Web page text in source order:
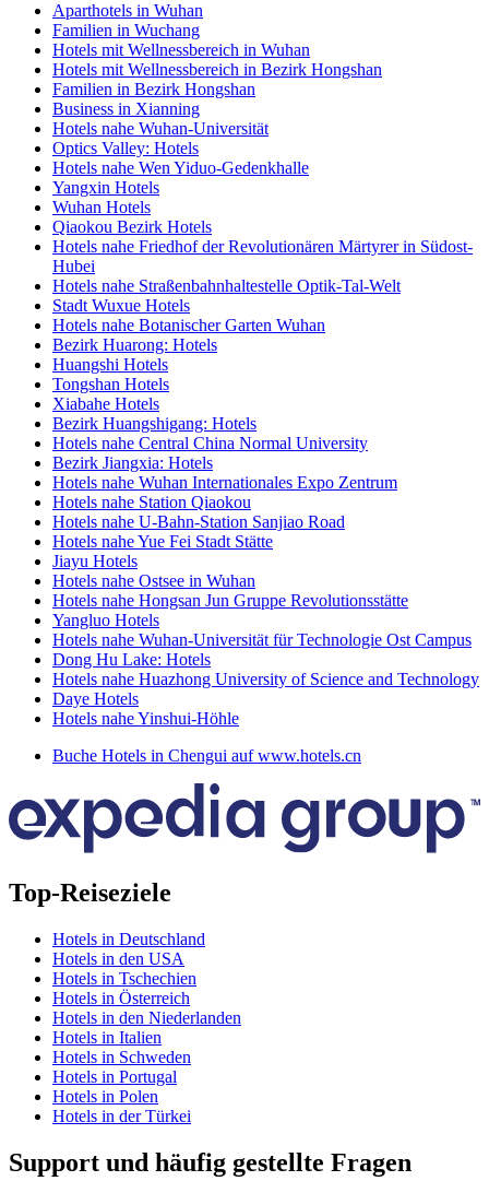
Aparthotels in Wuhan
Familien in Wuchang
Hotels mit Wellnessbereich in Wuhan
Hotels mit Wellnessbereich in Bezirk Hongshan
Familien in Bezirk Hongshan
Business in Xianning
Hotels nahe Wuhan-Universität
Optics Valley: Hotels
Hotels nahe Wen Yiduo-Gedenkhalle
Yangxin Hotels
Wuhan Hotels
Qiaokou Bezirk Hotels
Hotels nahe Friedhof der Revolutionären Märtyrer in Südost-
Hubei
Hotels nahe Straßenbahnhaltestelle Optik-Tal-Welt
Stadt Wuxue Hotels
Hotels nahe Botanischer Garten Wuhan
Bezirk Huarong: Hotels
Huangshi Hotels
Tongshan Hotels
Xiabahe Hotels
Bezirk Huangshigang: Hotels
Hotels nahe Central China Normal University
Bezirk Jiangxia: Hotels
Hotels nahe Wuhan Internationales Expo Zentrum
Hotels nahe Station Qiaokou
Hotels nahe U-Bahn-Station Sanjiao Road
Hotels nahe Yue Fei Stadt Stätte
Jiayu Hotels
Hotels nahe Ostsee in Wuhan
Hotels nahe Hongsan Jun Gruppe Revolutionsstätte
Yangluo Hotels
Hotels nahe Wuhan-Universität für Technologie Ost Campus
Dong Hu Lake: Hotels
Hotels nahe Huazhong University of Science and Technology
Daye Hotels
Hotels nahe Yinshui-Höhle
Buche Hotels in Chengui auf www.hotels.cn
Top-Reiseziele
Hotels in Deutschland
Hotels in den USA
Hotels in Tschechien
Hotels in Österreich
Hotels in den Niederlanden
Hotels in Italien
Hotels in Schweden
Hotels in Portugal
Hotels in Polen
Hotels in der Türkei
Support und häufig gestellte Fragen